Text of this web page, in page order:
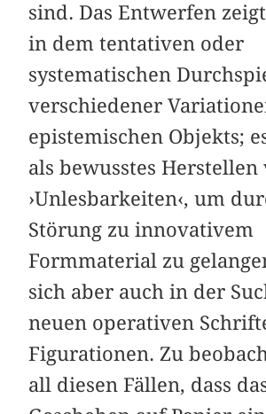
sind. Das Entwerfen
in dem tentativen oder
systematischen
verschiedener
epistemischen Objekts;
als bewusstes Herstellen
›Unlesbarkeiten‹, um
Störung zu innovativem
Formmaterial zu
sich aber auch in der
neuen operativen
Figurationen. Zu
all diesen Fällen, dass